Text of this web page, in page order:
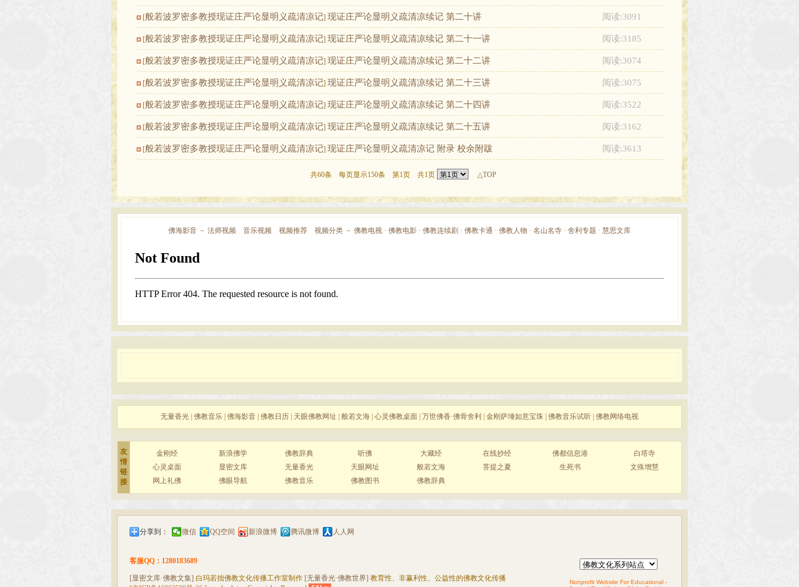
[般若波罗密多教授现证庄严论显明义疏清凉记] 现证庄严论显明义疏清凉续记 第二十讲 阅读:3091
[般若波罗密多教授现证庄严论显明义疏清凉记] 现证庄严论显明义疏清凉续记 第二十一讲 阅读:3185
[般若波罗密多教授现证庄严论显明义疏清凉记] 现证庄严论显明义疏清凉续记 第二十二讲 阅读:3074
[般若波罗密多教授现证庄严论显明义疏清凉记] 现证庄严论显明义疏清凉续记 第二十三讲 阅读:3075
[般若波罗密多教授现证庄严论显明义疏清凉记] 现证庄严论显明义疏清凉续记 第二十四讲 阅读:3522
[般若波罗密多教授现证庄严论显明义疏清凉记] 现证庄严论显明义疏清凉续记 第二十五讲 阅读:3162
[般若波罗密多教授现证庄严论显明义疏清凉记] 现证庄严论显明义疏清凉记 附录 校余附跋 阅读:3613
共60条 每页显示150条 第1页 共1页 △TOP
佛海影音 － 法师视频 音乐视频 视频推荐 视频分类 － 佛教电视 · 佛教电影 · 佛教连续剧 · 佛教卡通 · 佛教人物 · 名山名寺 · 舍利专题 · 慧思文库
无量香光 佛教音乐 佛海影音 佛教日历 天眼佛教网址 般若文海 心灵佛教桌面 万世佛香·佛骨舍利 金刚萨埵如意宝珠 佛教音乐试听 佛教网络电视
友
情
链
接
金刚经 新浪佛学 佛教辞典 听佛 大藏经 在线抄经 佛都信息港
白塔寺
心灵桌面
显密文库 无量香光 天眼网址 般若文海 菩提之夏 生死书
文殊增慧
网上礼佛
佛眼导航 佛教音乐 佛教图书 佛教辞典
分享到： 微信 QQ空间 新浪微博 腾讯微博 人人网
客服QQ：1280183689
[显密文库·佛教文集] 白玛若拙佛教文化传播工作室制作 [无量香光·佛教世界] 教育性、非赢利性、公益性的佛教文化传播
Nonprofit Website For Educational -